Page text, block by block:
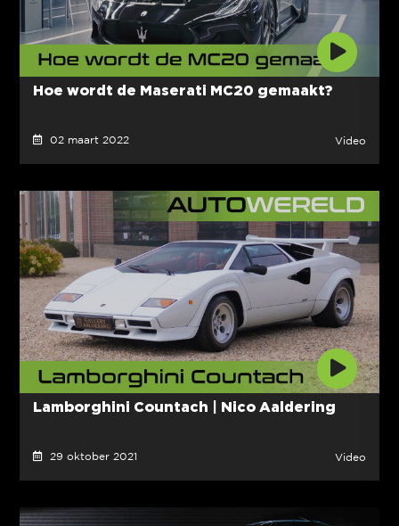
Hoe wordt de Maserati MC20 gemaakt?
02 maart 2022 Video
Lamborghini Countach | Nico Aaldering
29 oktober 2021 Video